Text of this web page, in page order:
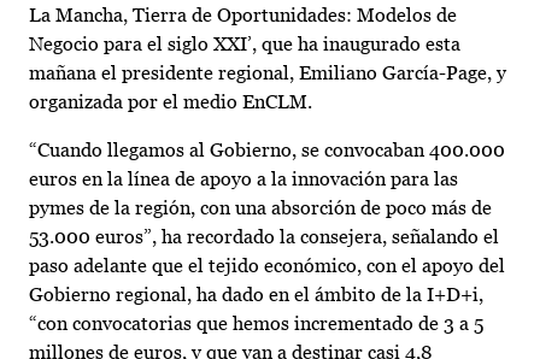
La Mancha, Tierra de Oportunidades: Modelos de
Negocio para el siglo XXI’, que ha inaugurado esta
mañana el presidente regional, Emiliano García-Page, y
organizada por el medio EnCLM.
“Cuando llegamos al Gobierno, se convocaban 400.000
euros en la línea de apoyo a la innovación para las
pymes de la región, con una absorción de poco más de
53.000 euros”, ha recordado la consejera, señalando el
paso adelante que el tejido económico, con el apoyo del
Gobierno regional, ha dado en el ámbito de la I+D+i,
“con convocatorias que hemos incrementado de 3 a 5
millones de euros, y que van a destinar casi 4,8